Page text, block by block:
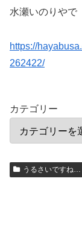
水瀬いのりやで
https://
262422/
カテゴリー
うるさいですね